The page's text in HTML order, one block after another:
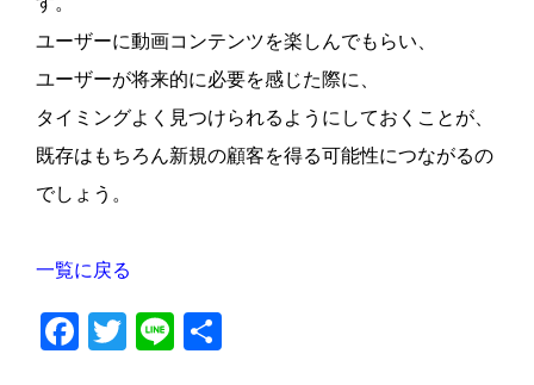
ユーザーに動画コンテンツを楽しんでもらい、
ユーザーが将来的に必要を感じた際に、
タイミングよく見つけられるようにしておくことが、
既存はもちろん新規の顧客を得る可能性につながるの
でしょう。
一覧に戻る
F
T
Li